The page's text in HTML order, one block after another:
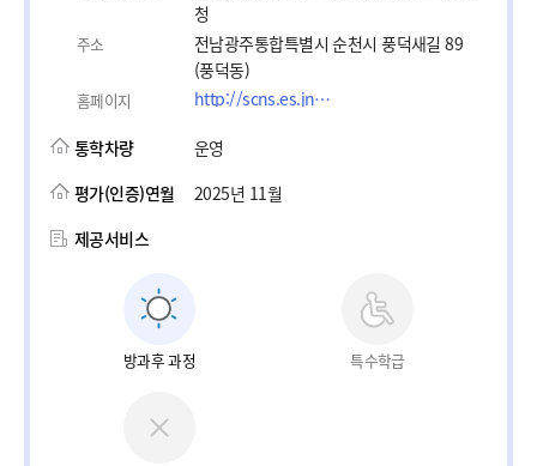
청
주소
전남광주통합특별시 순천시 풍덕새길 89
(풍덕동)
홈페이지 http://scns.es.jne.kr
통학차량
운영
평가(인증)연월
2025년 11월
제공서비스
방과후 과정 특수학급